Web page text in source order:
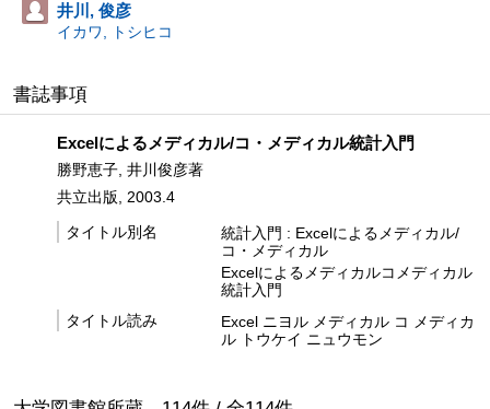
井川, 俊彦
イカワ, トシヒコ
書誌事項
Excelによるメディカル/コ・メディカル統計入門
勝野恵子, 井川俊彦著
共立出版, 2003.4
タイトル別名
統計入門 : Excelによるメディカル/
コ・メディカル
Excelによるメディカルコメディカル
統計入門
タイトル読み
Excel ニヨル メディカル コ メディカ
ル トウケイ ニュウモン